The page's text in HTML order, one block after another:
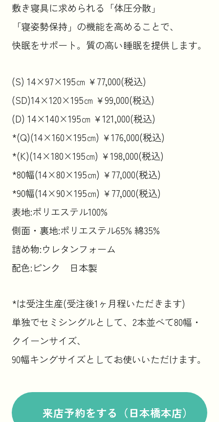
敷き寝具に求められる「体圧分散」
「寝姿勢保持」の機能を高めることで、
快眠をサポート。質の高い睡眠を提供します。
(S) 14×97×195㎝ ￥77,000(税込)
(SD)14×120×195㎝ ￥99,000(税込)
(D) 14×140×195㎝ ￥121,000(税込)
*(Q)(14×160×195㎝) ￥176,000(税込)
*(K)(14×180×195㎝) ￥198,000(税込)
*80幅(14×80×195㎝) ￥77,000(税込)
*90幅(14×90×195㎝) ￥77,000(税込)
表地:ポリエステル100%
側面・裏地:ポリエステル65% 綿35%
詰め物:ウレタンフォーム
配色:ピンク 日本製
*は受注生産(受注後1ヶ月程いただきます)
単独でセミシングルとして、2本並べて80幅・
クイーンサイズ、
90幅キングサイズとしてお使いいただけます。
来店予約をする（日本橋本店）